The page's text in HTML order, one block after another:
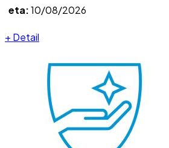
eta:10/08/2026
+ Detail